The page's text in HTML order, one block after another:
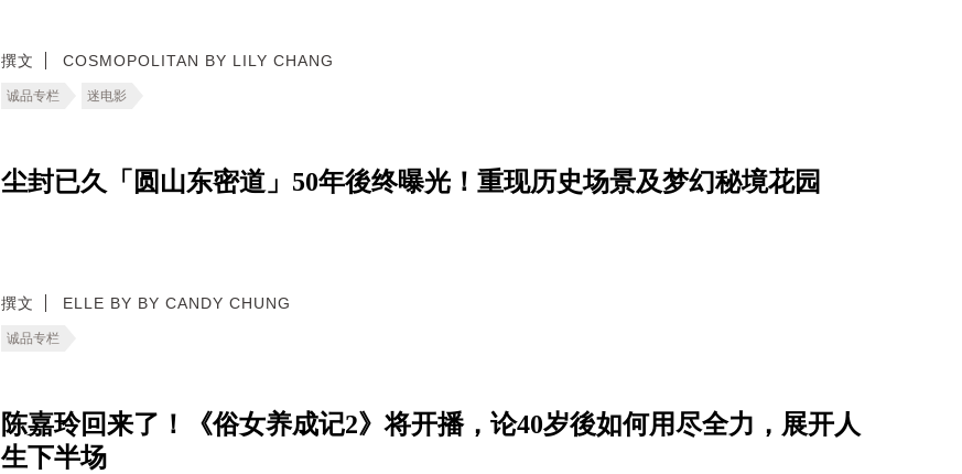
撰文 COSMOPOLITAN BY LILY CHANG
诚品专栏 迷电影
尘封已久「圆山东密道」50年後终曝光！重现历史场景及梦幻秘境花园
撰文 ELLE BY BY CANDY CHUNG
诚品专栏
陈嘉玲回来了！《俗女养成记2》将开播，论40岁後如何用尽全力，展开人
生下半场